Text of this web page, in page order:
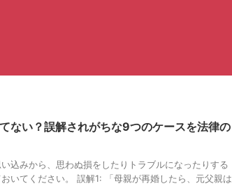
ない？誤解されがちな9つのケースを法律の
込みから、思わぬ損をしたりトラブルになったりする
いてください。 誤解1: 「母親が再婚したら、元父親は